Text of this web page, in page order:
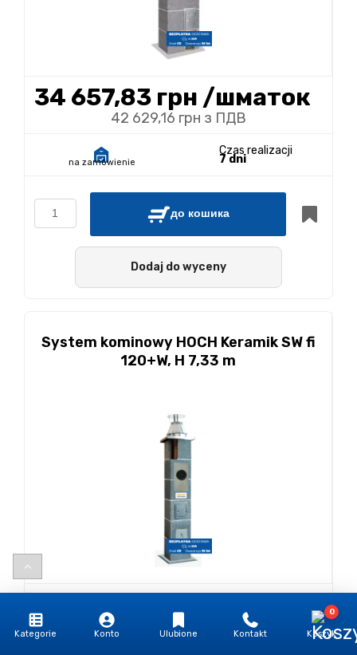
34 657,83 грн /шматок
42 629,16 грн з ПДВ
na zamówienie
Czas realizacji
7 dni
до кошика
Dodaj do wyceny
System kominowy HOCH Keramik SW fi
120+W, H 7,33 m
23 041,28 грн /шматок
28 340,79 грн з ПДВ
Kategorie Konto Ulubione Kontakt
0
Koszyk